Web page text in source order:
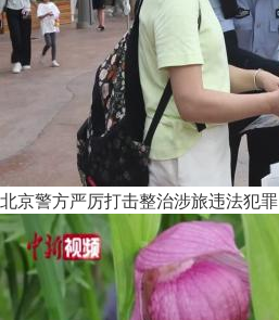
北京警方严厉打击整治涉旅违法犯罪